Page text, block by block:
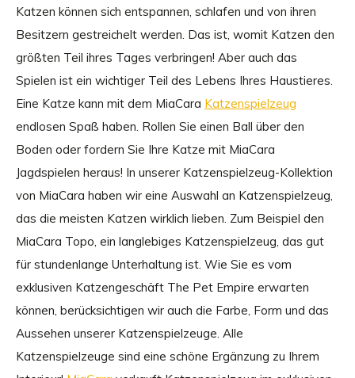
Katzen können sich entspannen, schlafen und von ihren
Besitzern gestreichelt werden. Das ist, womit Katzen den
größten Teil ihres Tages verbringen! Aber auch das
Spielen ist ein wichtiger Teil des Lebens Ihres Haustieres.
Eine Katze kann mit dem MiaCara Katzenspielzeug
endlosen Spaß haben. Rollen Sie einen Ball über den
Boden oder fordern Sie Ihre Katze mit MiaCara
Jagdspielen heraus! In unserer Katzenspielzeug-Kollektion
von MiaCara haben wir eine Auswahl an Katzenspielzeug,
das die meisten Katzen wirklich lieben. Zum Beispiel den
MiaCara Topo, ein langlebiges Katzenspielzeug, das gut
für stundenlange Unterhaltung ist. Wie Sie es vom
exklusiven Katzengeschäft The Pet Empire erwarten
können, berücksichtigen wir auch die Farbe, Form und das
Aussehen unserer Katzenspielzeuge. Alle
Katzenspielzeuge sind eine schöne Ergänzung zu Ihrem